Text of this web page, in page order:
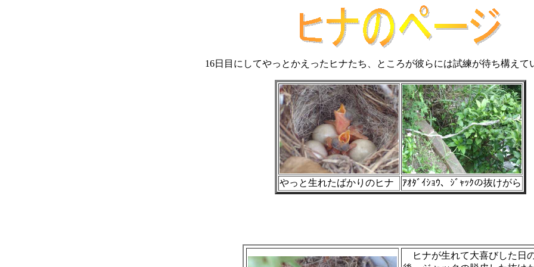
16日目にしてやっとかえったヒナたち、ところが彼らには試練が待ち構えて
やっと生れたばかりのヒナ ｱｵﾀﾞｲｼｮｳ、ｼﾞｬｯｸの抜けがら
ヒナが生れて大喜びした日